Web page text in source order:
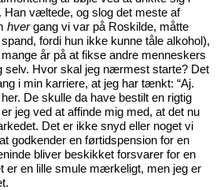
Han væltede, og slog det meste af
hvergang vi var på Roskilde, måtte
fordi hun ikke kunne tåle alkohol),
år på at fikse andre menneskers
selv. Hvor skal jeg nærmest starte? Det
i min karriere, at jeg har tænkt: “Aj.
De skulle da have bestilt en rigtig
jeg ved at affinde mig med, at det nu
Det er ikke snyd eller noget vi
godkender en førtidspension for en
bliver beskikket forsvarer for en
er en lille smule mærkeligt, men jeg er